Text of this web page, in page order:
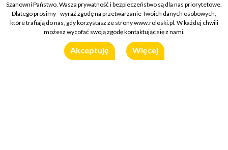
Szanowni Państwo, Wasza prywatność i bezpieczeństwo są dla nas priorytetowe.
Dlatego prosimy - wyraź zgodę na przetwarzanie Twoich danych osobowych,
które trafiają do nas, gdy korzystasz ze strony www.roleski.pl. W każdej chwili
możesz wycofać swoją zgodę kontaktując się z nami.
Akceptuję Więcej